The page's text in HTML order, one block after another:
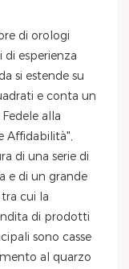
di orologi
esperienza
si estende su
e conta un
alla
Affidabilità",
di una serie di
e di un grande
cui la
di prodotti
sono casse
al quarzo